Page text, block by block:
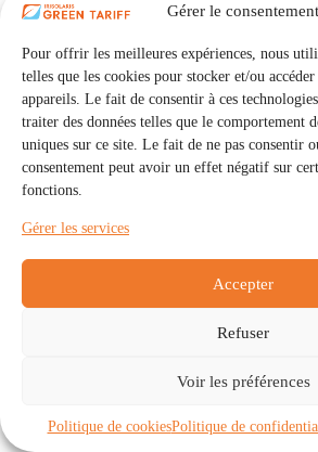
Gérer le consentement
Pour offrir les meilleures expériences, nous
telles que les cookies pour stocker et/ou
appareils. Le fait de consentir à ces
traiter des données telles que le comportement
uniques sur ce site. Le fait de ne pas consentir
consentement peut avoir un effet négatif sur
fonctions.
Gérer les services
Accepter
Refuser
Voir les préférences
Politique de cookiesPolitique de
Communautés
À propos
Politique de cookies